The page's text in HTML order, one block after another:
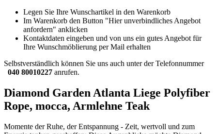
Legen Sie Ihre Wunschartikel in den Warenkorb
Im Warenkorb den Button "Hier unverbindliches Angebot
anfordern" anklicken
Kontaktdaten eingeben und von uns ein gutes Angebot für
Ihre Wunschmöblierung per Mail erhalten
Selbstverständlich können Sie uns auch unter der Telefonnummer
040 80010227 anrufen.
Diamond Garden Atlanta Liege Polyfiber
Rope, mocca, Armlehne Teak
Momente der Ruhe, der Entspannung - Zeit, wertvoll und zum